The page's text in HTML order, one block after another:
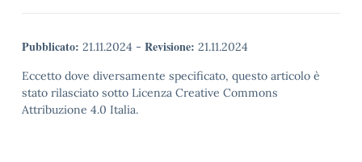
Pubblicato: 21.11.2024 - Revisione: 21.11.2024
Eccetto dove diversamente specificato, questo articolo è
stato rilasciato sotto Licenza Creative Commons
Attribuzione 4.0 Italia.